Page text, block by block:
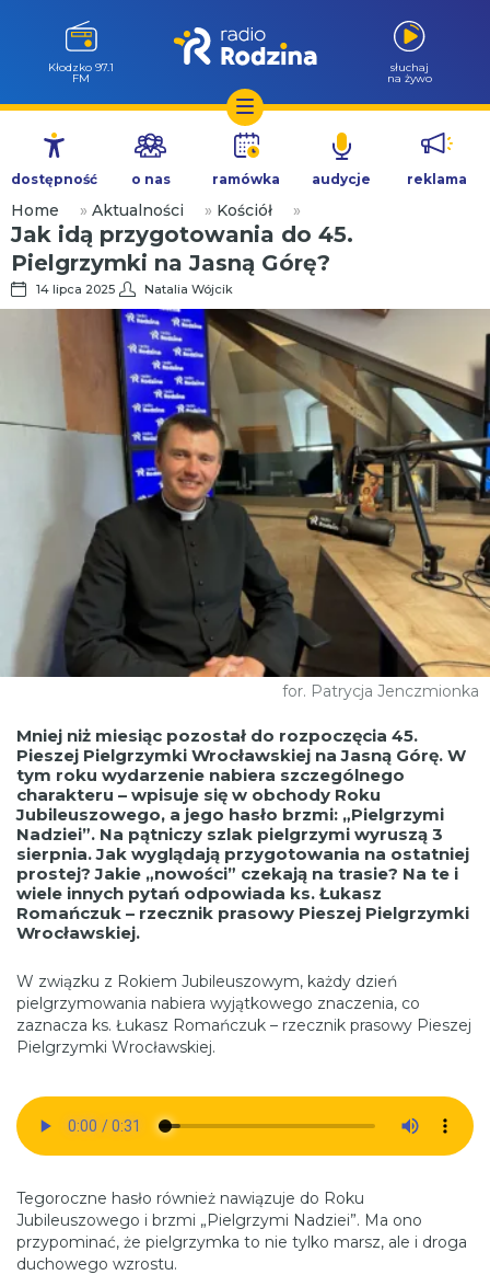
Przejdź
treści
Kłodzko 97.1
FM
słuchaj
na żywo
dostępność o nas ramówka audycje reklama
Home » Aktualności » Kościół »
Jak idą przygotowania do 45.
Pielgrzymki na Jasną Górę?
14 lipca 2025 Natalia Wójcik
for. Patrycja Jenczmionka
Mniej niż miesiąc pozostał do rozpoczęcia 45.
Pieszej Pielgrzymki Wrocławskiej na Jasną Górę. W
tym roku wydarzenie nabiera szczególnego
charakteru – wpisuje się w obchody Roku
Jubileuszowego, a jego hasło brzmi: „Pielgrzymi
Nadziei”. Na pątniczy szlak pielgrzymi wyruszą 3
sierpnia. Jak wyglądają przygotowania na ostatniej
prostej? Jakie „nowości” czekają na trasie? Na te i
wiele innych pytań odpowiada ks. Łukasz
Romańczuk – rzecznik prasowy Pieszej Pielgrzymki
Wrocławskiej.
W związku z Rokiem Jubileuszowym, każdy dzień
pielgrzymowania nabiera wyjątkowego znaczenia, co
zaznacza ks. Łukasz Romańczuk – rzecznik prasowy Pieszej
Pielgrzymki Wrocławskiej.
Tegoroczne hasło również nawiązuje do Roku
Jubileuszowego i brzmi „Pielgrzymi Nadziei”. Ma ono
przypominać, że pielgrzymka to nie tylko marsz, ale i droga
duchowego wzrostu.